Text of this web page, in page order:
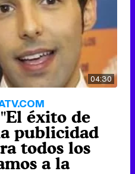
04:30
éxito de
publicidad
todos los
a la